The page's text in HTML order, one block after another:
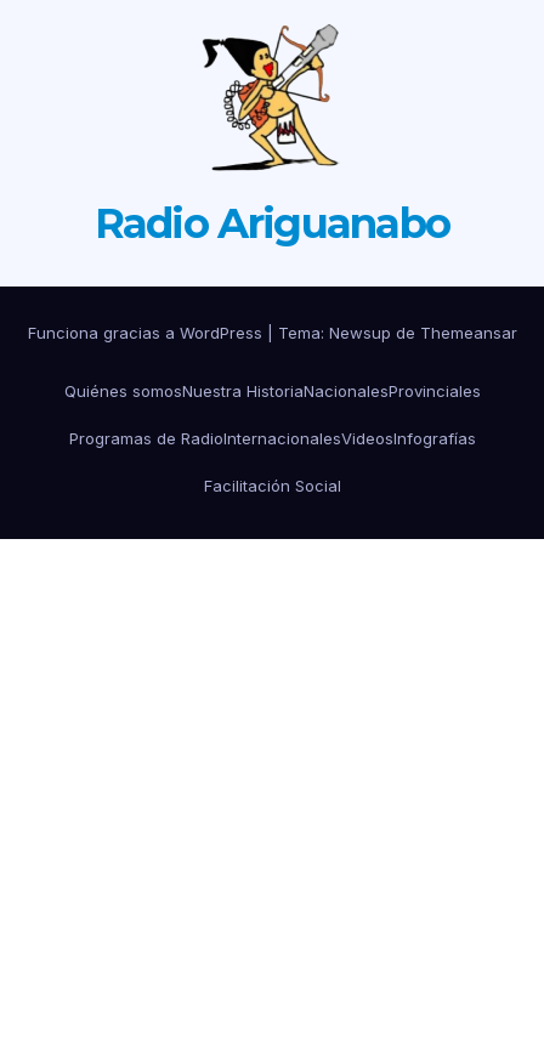
Radio Ariguanabo
Funciona gracias a WordPress Tema: Newsup de Themeansar
Quiénes somosNuestra HistoriaNacionalesProvinciales
Programas de RadioInternacionalesVideosInfografías
Facilitación Social